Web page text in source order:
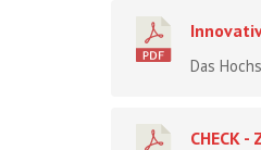
Das
CHECK